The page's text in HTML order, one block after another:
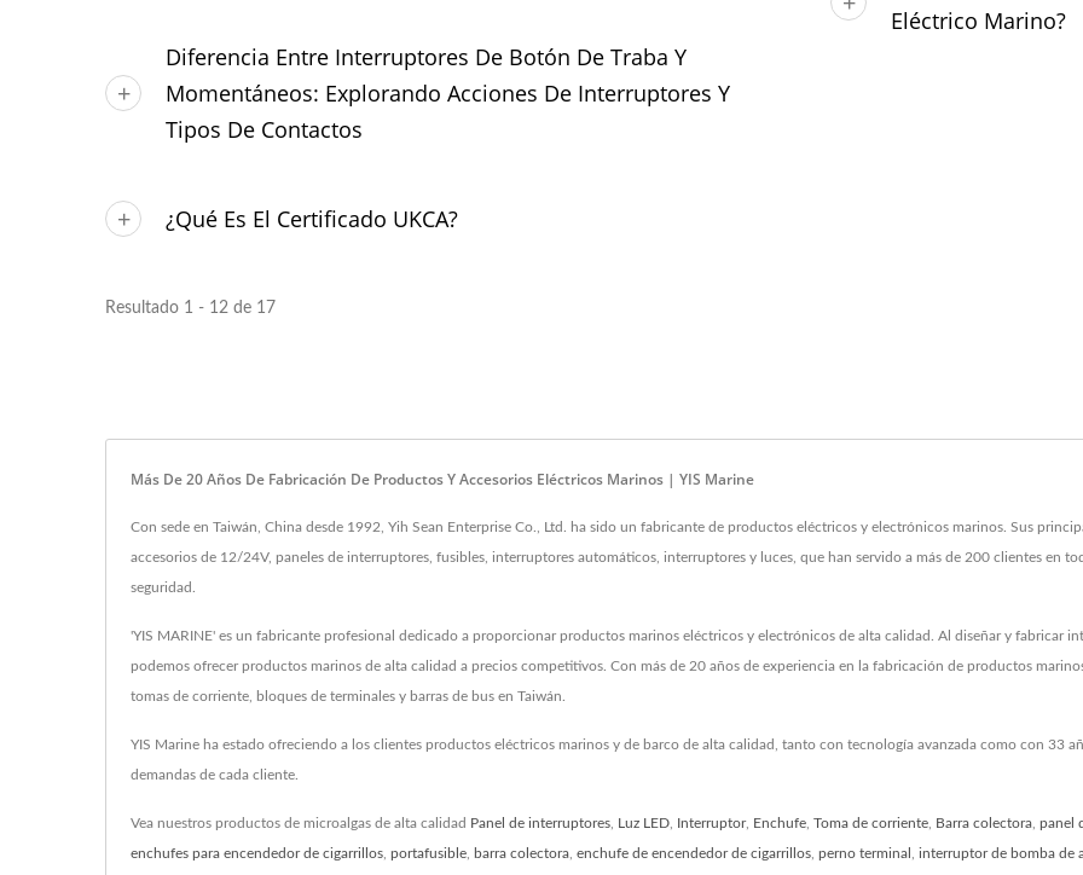
Diferencia Entre Interruptores De Botón De Traba Y
Momentáneos: Explorando Acciones De Interruptores Y
Tipos De Contactos
¿Qué Es El Certificado UKCA?
Eléctrico Marino?
Resultado 1 - 12 de 17
Más De 20 Años De Fabricación De Productos Y Accesorios Eléctricos Marinos | YIS Marine
Con sede en Taiwán, China desde 1992, Yih Sean Enterprise Co., Ltd. ha sido un fabricante de productos eléctricos y electrónicos marinos. Sus
accesorios de 12/24V, paneles de interruptores, fusibles, interruptores automáticos, interruptores y luces, que han servido a más de 200 clientes en
seguridad.
'YIS MARINE' es un fabricante profesional dedicado a proporcionar productos marinos eléctricos y electrónicos de alta calidad. Al diseñar y fabricar
podemos ofrecer productos marinos de alta calidad a precios competitivos. Con más de 20 años de experiencia en la fabricación de productos
tomas de corriente, bloques de terminales y barras de bus en Taiwán.
YIS Marine ha estado ofreciendo a los clientes productos eléctricos marinos y de barco de alta calidad, tanto con tecnología avanzada como con 33
demandas de cada cliente.
Vea nuestros productos de microalgas de alta calidad Panel de interruptores Luz LED Interruptor, Enchufe Toma de corriente Barra colectora panel
enchufes para encendedor de cigarrillos portafusible barra colectora enchufe de encendedor de cigarrillos perno terminal interruptor de bomba de